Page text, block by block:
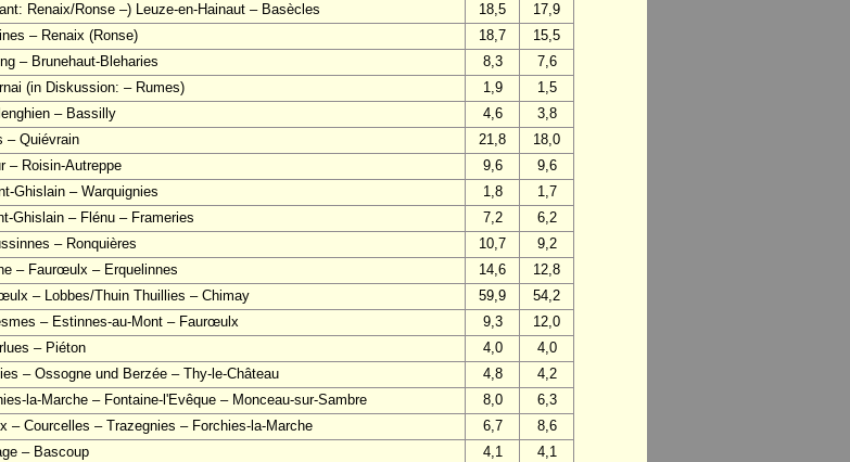
Renaix/Ronse –) Leuze-en-Hainaut – Basècles 18,5
17,9
– Renaix (Ronse) 18,7
15,5
– Brunehaut-Bleharies 8,3
7,6
(in Diskussion: – Rumes) 1,9
1,5
– Bassilly 4,6
3,8
– Quiévrain 21,8
18,0
– Roisin-Autreppe 9,6
9,6
Ghislain – Warquignies 1,8
1,7
Ghislain – Flénu – Frameries 7,2
6,2
– Ronquières 10,7
9,2
– Faurœulx – Erquelinnes 14,6
12,8
– Lobbes/Thuin Thuillies – Chimay 59,9
54,2
– Estinnes-au-Mont – Faurœulx 9,3
12,0
– Piéton 4,0
4,0
– Ossogne und Berzée – Thy-le-Château 4,8
4,2
la-Marche – Fontaine-l'Evêque – Monceau-sur-Sambre 8,0
6,3
– Courcelles – Trazegnies – Forchies-la-Marche 6,7
8,6
– Bascoup 4,1
4,1